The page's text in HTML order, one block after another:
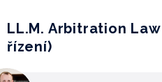
LL.M. Arbitration
řízení)